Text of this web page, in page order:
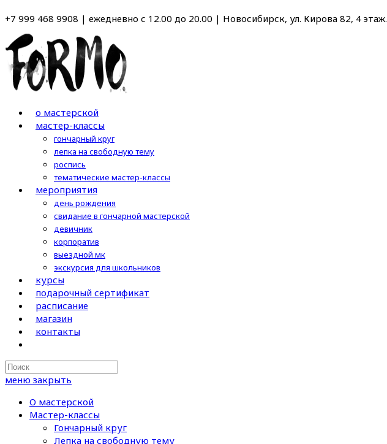
к
содержимому
+7 999 468 9908 | ежедневно с 12.00 до 20.00 | Новосибирск, ул. Кирова 82, 4 этаж.
о мастерской
мастер-классы
гончарный круг
лепка на свободную тему
роспись
тематические мастер-классы
мероприятия
день рождения
свидание в гончарной мастерской
девичник
корпоратив
выездной мк
экскурсия для школьников
курсы
подарочный сертификат
расписание
магазин
контакты
Search
this
меню закрыть
О мастерской
Мастер-классы
Гончарный круг
Лепка на свободную тему